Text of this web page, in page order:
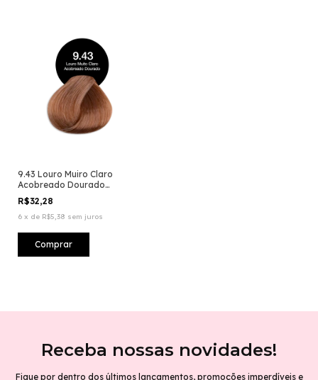
9.43 Louro Muiro Claro
Acobreado Dourado
Tonalizante Sem Amônia
R$32,28
6 x de R$5,38 sem juros
Receba nossas novidades!
Fique por dentro dos últimos lançamentos, promoções imperdíveis e